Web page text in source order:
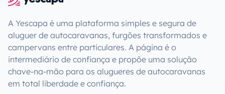
A Yescapa é uma plataforma simples e segura de
aluguer de autocaravanas, furgões transformados e
campervans entre particulares. A página é o
intermediário de confiança e propõe uma solução
chave-na-mão para os alugueres de autocaravanas
em total liberdade e confiança.